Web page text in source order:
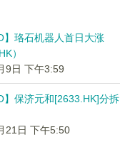
】珞石机器人首日大涨
）
9日 下午3:59
】保济元和[2633.HK]分拆
21日 下午5:50